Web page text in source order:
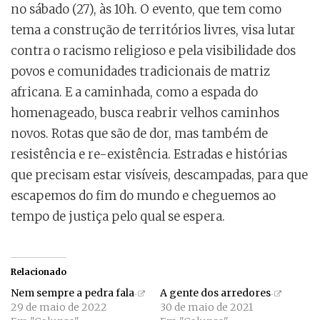
no sábado (27), às 10h. O evento, que tem como
tema a construção de territórios livres, visa lutar
contra o racismo religioso e pela visibilidade dos
povos e comunidades tradicionais de matriz
africana. E a caminhada, como a espada do
homenageado, busca reabrir velhos caminhos
novos. Rotas que são de dor, mas também de
resistência e re-existência. Estradas e histórias
que precisam estar visíveis, descampadas, para que
escapemos do fim do mundo e cheguemos ao
tempo de justiça pelo qual se espera.
Relacionado
Nem sempre a pedra fala
29 de maio de 2022
A gente dos arredores
30 de maio de 2021